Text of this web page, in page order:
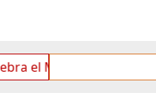
de las Infancias con